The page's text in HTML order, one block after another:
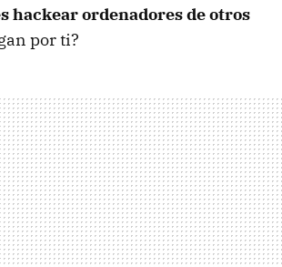
hackear ordenadores de otros
por ti?